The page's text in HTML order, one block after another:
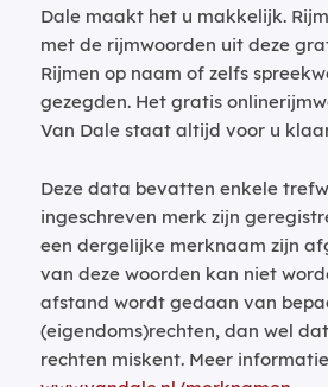
Dale maakt het u makkelijk.
met de rijmwoorden uit deze
Rijmen op naam of zelfs
gezegden. Het gratis
Van Dale staat altijd voor u
Deze data bevatten enkele
ingeschreven merk zijn
een dergelijke merknaam zijn
van deze woorden kan niet
afstand wordt gedaan van
(eigendoms)rechten, dan wel
rechten miskent. Meer